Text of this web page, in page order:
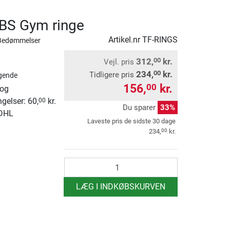
Gym ringe
Artikel.nrTF-RINGS
60,00 kr.
Vejl. pris 312,00 kr.
Tidligere pris 234,00 kr.
156,00 kr.
Du sparer 33%
Laveste pris de sidste 30 dage
234,00 kr.
LÆG I INDKØBSKURVEN